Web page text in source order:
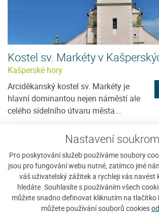
Nastavení
Pro poskytování služeb používáme soubory
jsou pro fungování webu nutné, zatímco jiné
váš uživatelský zážitek a rychleji vás navést
hledáte. Souhlasíte s používáním všech
můžete snadno definovat kliknutím na tlačítko
můžete používání souborů cookies
Kostel sv. Markéty v
Kašperské hory
Arciděkanský kostel sv. Markéty je
hlavní dominantou nejen náměstí ale
celého sídelního útvaru města...